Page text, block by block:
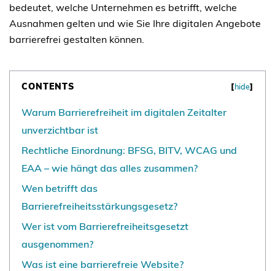
bedeutet, welche Unternehmen es betrifft, welche
Ausnahmen gelten und wie Sie Ihre digitalen Angebote
barrierefrei gestalten können.
CONTENTS [hide]
Warum Barrierefreiheit im digitalen Zeitalter
unverzichtbar ist
Rechtliche Einordnung: BFSG, BITV, WCAG und
EAA – wie hängt das alles zusammen?
Wen betrifft das
Barrierefreiheitsstärkungsgesetz?
Wer ist vom Barrierefreiheitsgesetzt
ausgenommen?
Was ist eine barrierefreie Website?